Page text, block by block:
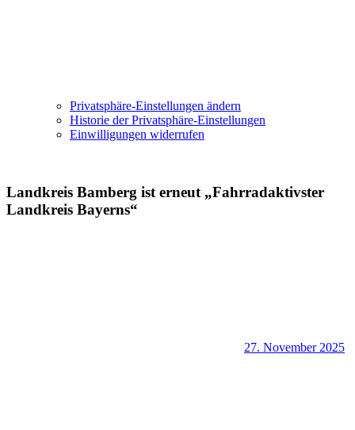
Privatsphäre-Einstellungen ändern
Historie der Privatsphäre-Einstellungen
Einwilligungen widerrufen
Landkreis Bamberg ist erneut „Fahrradaktivster
Landkreis Bayerns“
27. November 2025